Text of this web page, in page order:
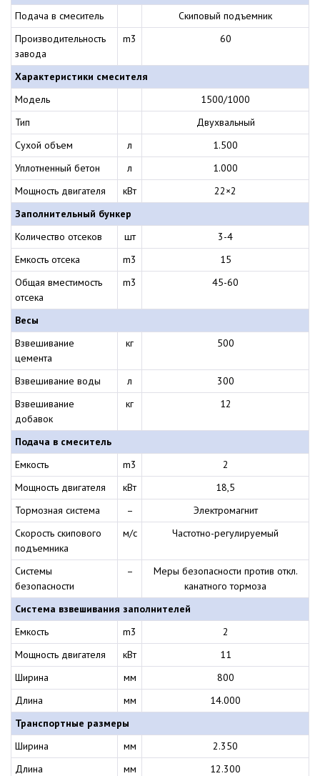
Подача в смеситель
Скиповый подъемник
Производительность
завода
m3 60
Характеристики смесителя
Модель
1500/1000
Тип
Двухвальный
Сухой объем
л
1.500
Уплотненный бетон
л
1.000
Мощность двигателя
кВт
22×2
Заполнительный бункер
Количество отсеков
шт
3-4
Емкость отсека
m3
15
Общая вместимость
отсека
m3 45-60
Весы
Взвешивание
цемента
кг 500
Взвешивание воды л
300
Взвешивание
добавок
кг 12
Подача в смеситель
Емкость
m3
2
Мощность двигателя
кВт
18,5
Тормозная система
–
Электромагнит
Скорость скипового
подъемника
м/с Частотно-регулируемый
Системы
безопасности
–
Меры безопасности против откл.
канатного тормоза
Система взвешивания заполнителей
Емкость
m3
2
Мощность двигателя
кВт
11
Ширина
мм
800
Длина
мм
14.000
Транспортные размеры
Ширина
мм
2.350
Длина
мм
12.300